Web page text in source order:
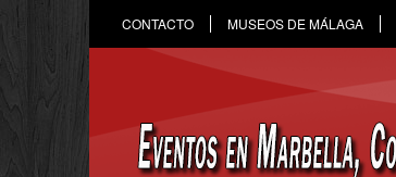
CONTACTO MUSEOS DE MÁLAGA